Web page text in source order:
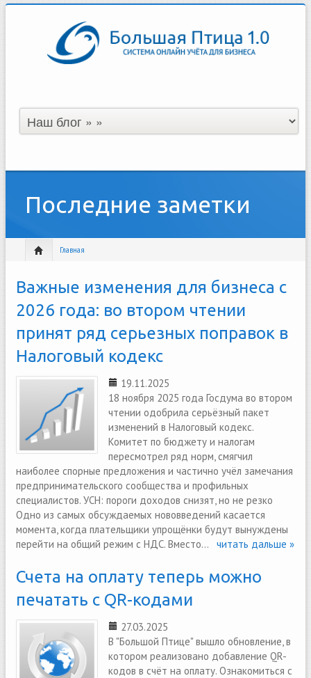
Последние заметки
Главная
Важные изменения для бизнеса с
2026 года: во втором чтении
принят ряд серьезных поправок в
Налоговый кодекс
19.11.2025
18 ноября 2025 года Госдума во втором
чтении одобрила серьёзный пакет
изменений в Налоговый кодекс.
Комитет по бюджету и налогам
пересмотрел ряд норм, смягчил
наиболее спорные предложения и частично учёл замечания
предпринимательского сообщества и профильных
специалистов. УСН: пороги доходов снизят, но не резко
Одно из самых обсуждаемых нововведений касается
момента, когда плательщики упрощёнки будут вынуждены
перейти на общий режим с НДС. Вместо... читать дальше »
Счета на оплату теперь можно
печатать с QR-кодами
27.03.2025
В "Большой Птице" вышло обновление, в
котором реализовано добавление QR-
кодов в счёт на оплату. Ознакомиться с